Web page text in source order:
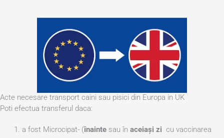
Acte necesare transport caini sau pisici din Europa in UK
Poti efectua transferul daca:
a fost Microcipat- (înaintesau în aceiași zi cu vaccinarea